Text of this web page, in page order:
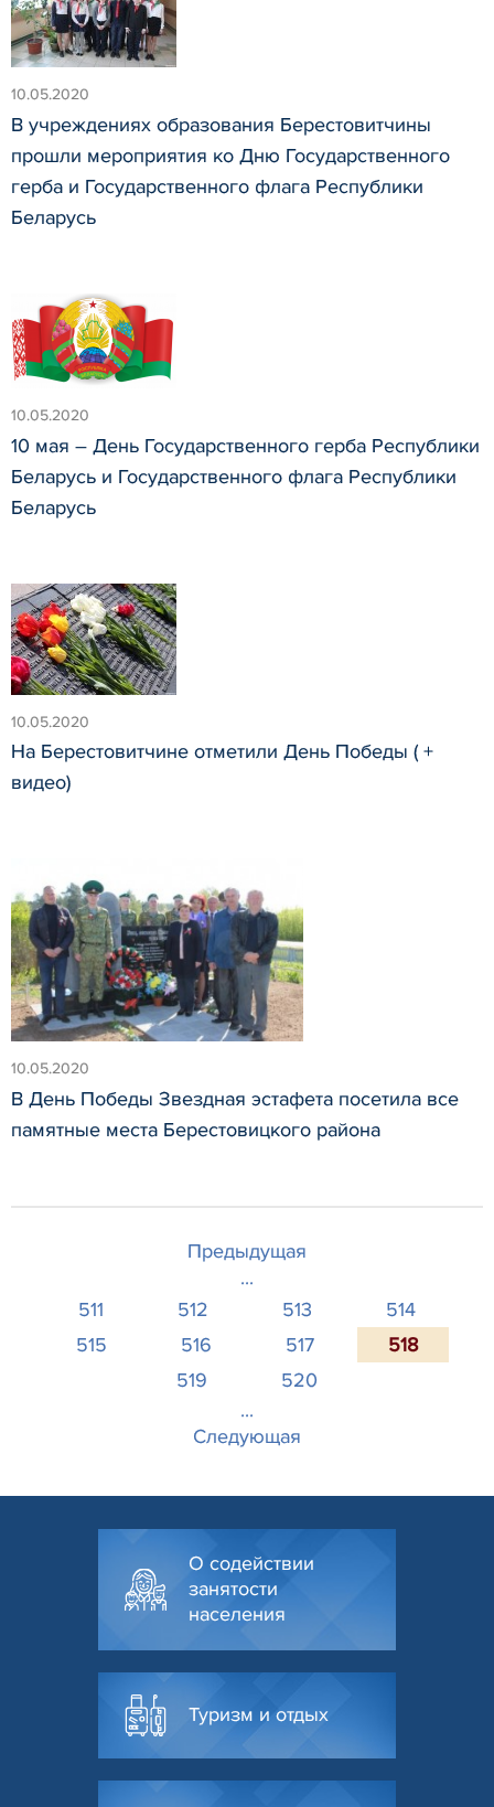
10.05.2020
В учреждениях образования Берестовитчины
прошли мероприятия ко Дню Государственного
герба и Государственного флага Республики
Беларусь
10.05.2020
10 мая – День Государственного герба Республики
Беларусь и Государственного флага Республики
Беларусь
10.05.2020
На Берестовитчине отметили День Победы ( +
видео)
10.05.2020
В День Победы Звездная эстафета посетила все
памятные места Берестовицкого района
Предыдущая
...
511
512 513
514
515
516 517
518
519
520
...
Следующая
О содействии
занятости
населения
Туризм и отдых